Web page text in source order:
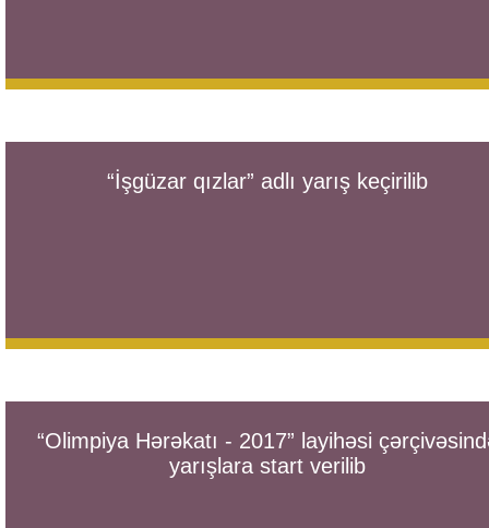
“İşgüzar qızlar” adlı yarış keçirilib
“Olimpiya Hərəkatı - 2017” layihəsi
yarışlara start verilib